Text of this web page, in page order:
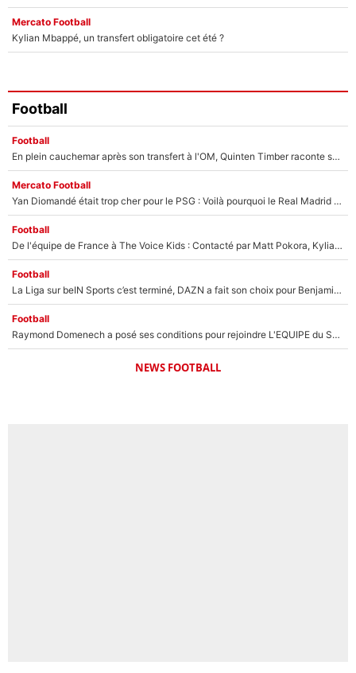
Mercato Football
Kylian Mbappé, un transfert obligatoire cet été ?
Football
Football
En plein cauchemar après son transfert à l'OM, Quinten Timber raconte ses doutes après sa signature à Marseille
Mercato Football
Yan Diomandé était trop cher pour le PSG : Voilà pourquoi le Real Madrid a accepté de payer la somme record de 140M€ pour boucler son transfert !
Football
De l'équipe de France à The Voice Kids : Contacté par Matt Pokora, Kylian Mbappé a accepté de jouer un rôle inédit sur TF1 !
Football
La Liga sur beIN Sports c’est terminé, DAZN a fait son choix pour Benjamin Da Silva et Omar Da Fonseca !
Football
Raymond Domenech a posé ses conditions pour rejoindre L'EQUIPE du Soir : Il refuse de faire l'émission avec un autre chroniqueur !
NEWS FOOTBALL